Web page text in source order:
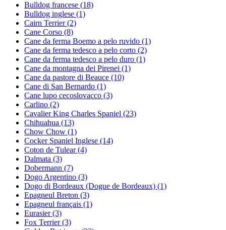
Bulldog francese (18)
Bulldog inglese (1)
Cairn Terrier(2)
Cane Corso (8)
Cane da ferma Boemo a pelo ruvido (1)
Cane da ferma tedesco a pelo corto (2)
Cane da ferma tedesco a pelo duro (1)
Cane da montagna dei Pirenei (1)
Cane da pastore di Beauce (10)
Cane di San Bernardo (1)
Cane lupo cecoslovacco (3)
Carlino (2)
Cavalier King Charles Spaniel (23)
Chihuahua (13)
Chow Chow (1)
Cocker Spaniel Inglese (14)
Coton de Tulear(4)
Dalmata (3)
Dobermann (7)
Dogo Argentino (3)
Dogo di Bordeaux (Dogue de Bordeaux) (1)
Epagneul Breton (3)
Epagneul français (1)
Eurasier(3)
Fox Terrier(3)